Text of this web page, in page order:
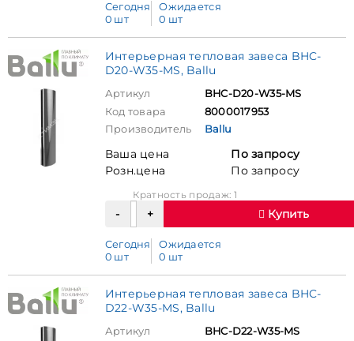
Сегодня
0 шт
Ожидается
0 шт
Интерьерная тепловая завеса BHC-
D20-W35-MS, Ballu
Артикул
BHC-D20-W35-MS
Код товара
8000017953
Производитель
Ballu
Ваша цена
По запросу
Розн.цена
По запросу
Кратность продаж: 1
Купить
Сегодня
0 шт
Ожидается
0 шт
Интерьерная тепловая завеса BHC-
D22-W35-MS, Ballu
Артикул
BHC-D22-W35-MS